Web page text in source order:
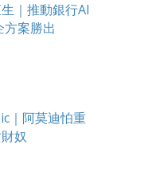
｜推動銀行AI
方案勝出
｜阿莫迪怕重
奴